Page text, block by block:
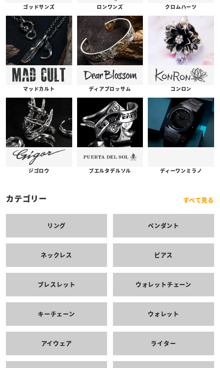
ゴッドサンズ ロンワンズ クロムハーツ
マッドカルト ディアブロッサム コンロン
ジゴロウ プエルタデルソル ディーワンミラノ
カテゴリー すべて見る
リング ペンダント
ネックレス ピアス
ブレスレット ウォレットチェーン
キーチェーン ウォレット
アイウェア ライター